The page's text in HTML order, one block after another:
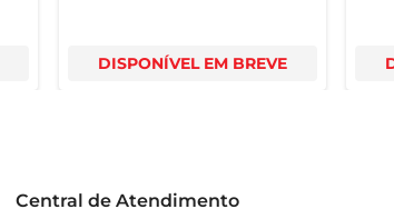
DISPONÍVEL EM BREVE
Central de Atendimento